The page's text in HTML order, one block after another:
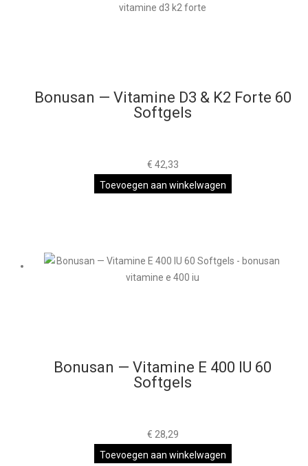
Bonusan — Vitamine D3 & K2 Forte 60
Softgels
€ 42,33
Toevoegen aan winkelwagen
Bonusan — Vitamine E 400 IU 60
Softgels
€ 28,29
Toevoegen aan winkelwagen